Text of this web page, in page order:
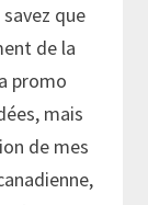
que
de la
promo
mais
de mes